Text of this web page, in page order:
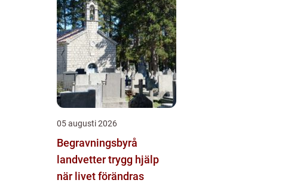
05 augusti 2026
Begravningsbyrå
landvetter trygg hjälp
när livet förändras